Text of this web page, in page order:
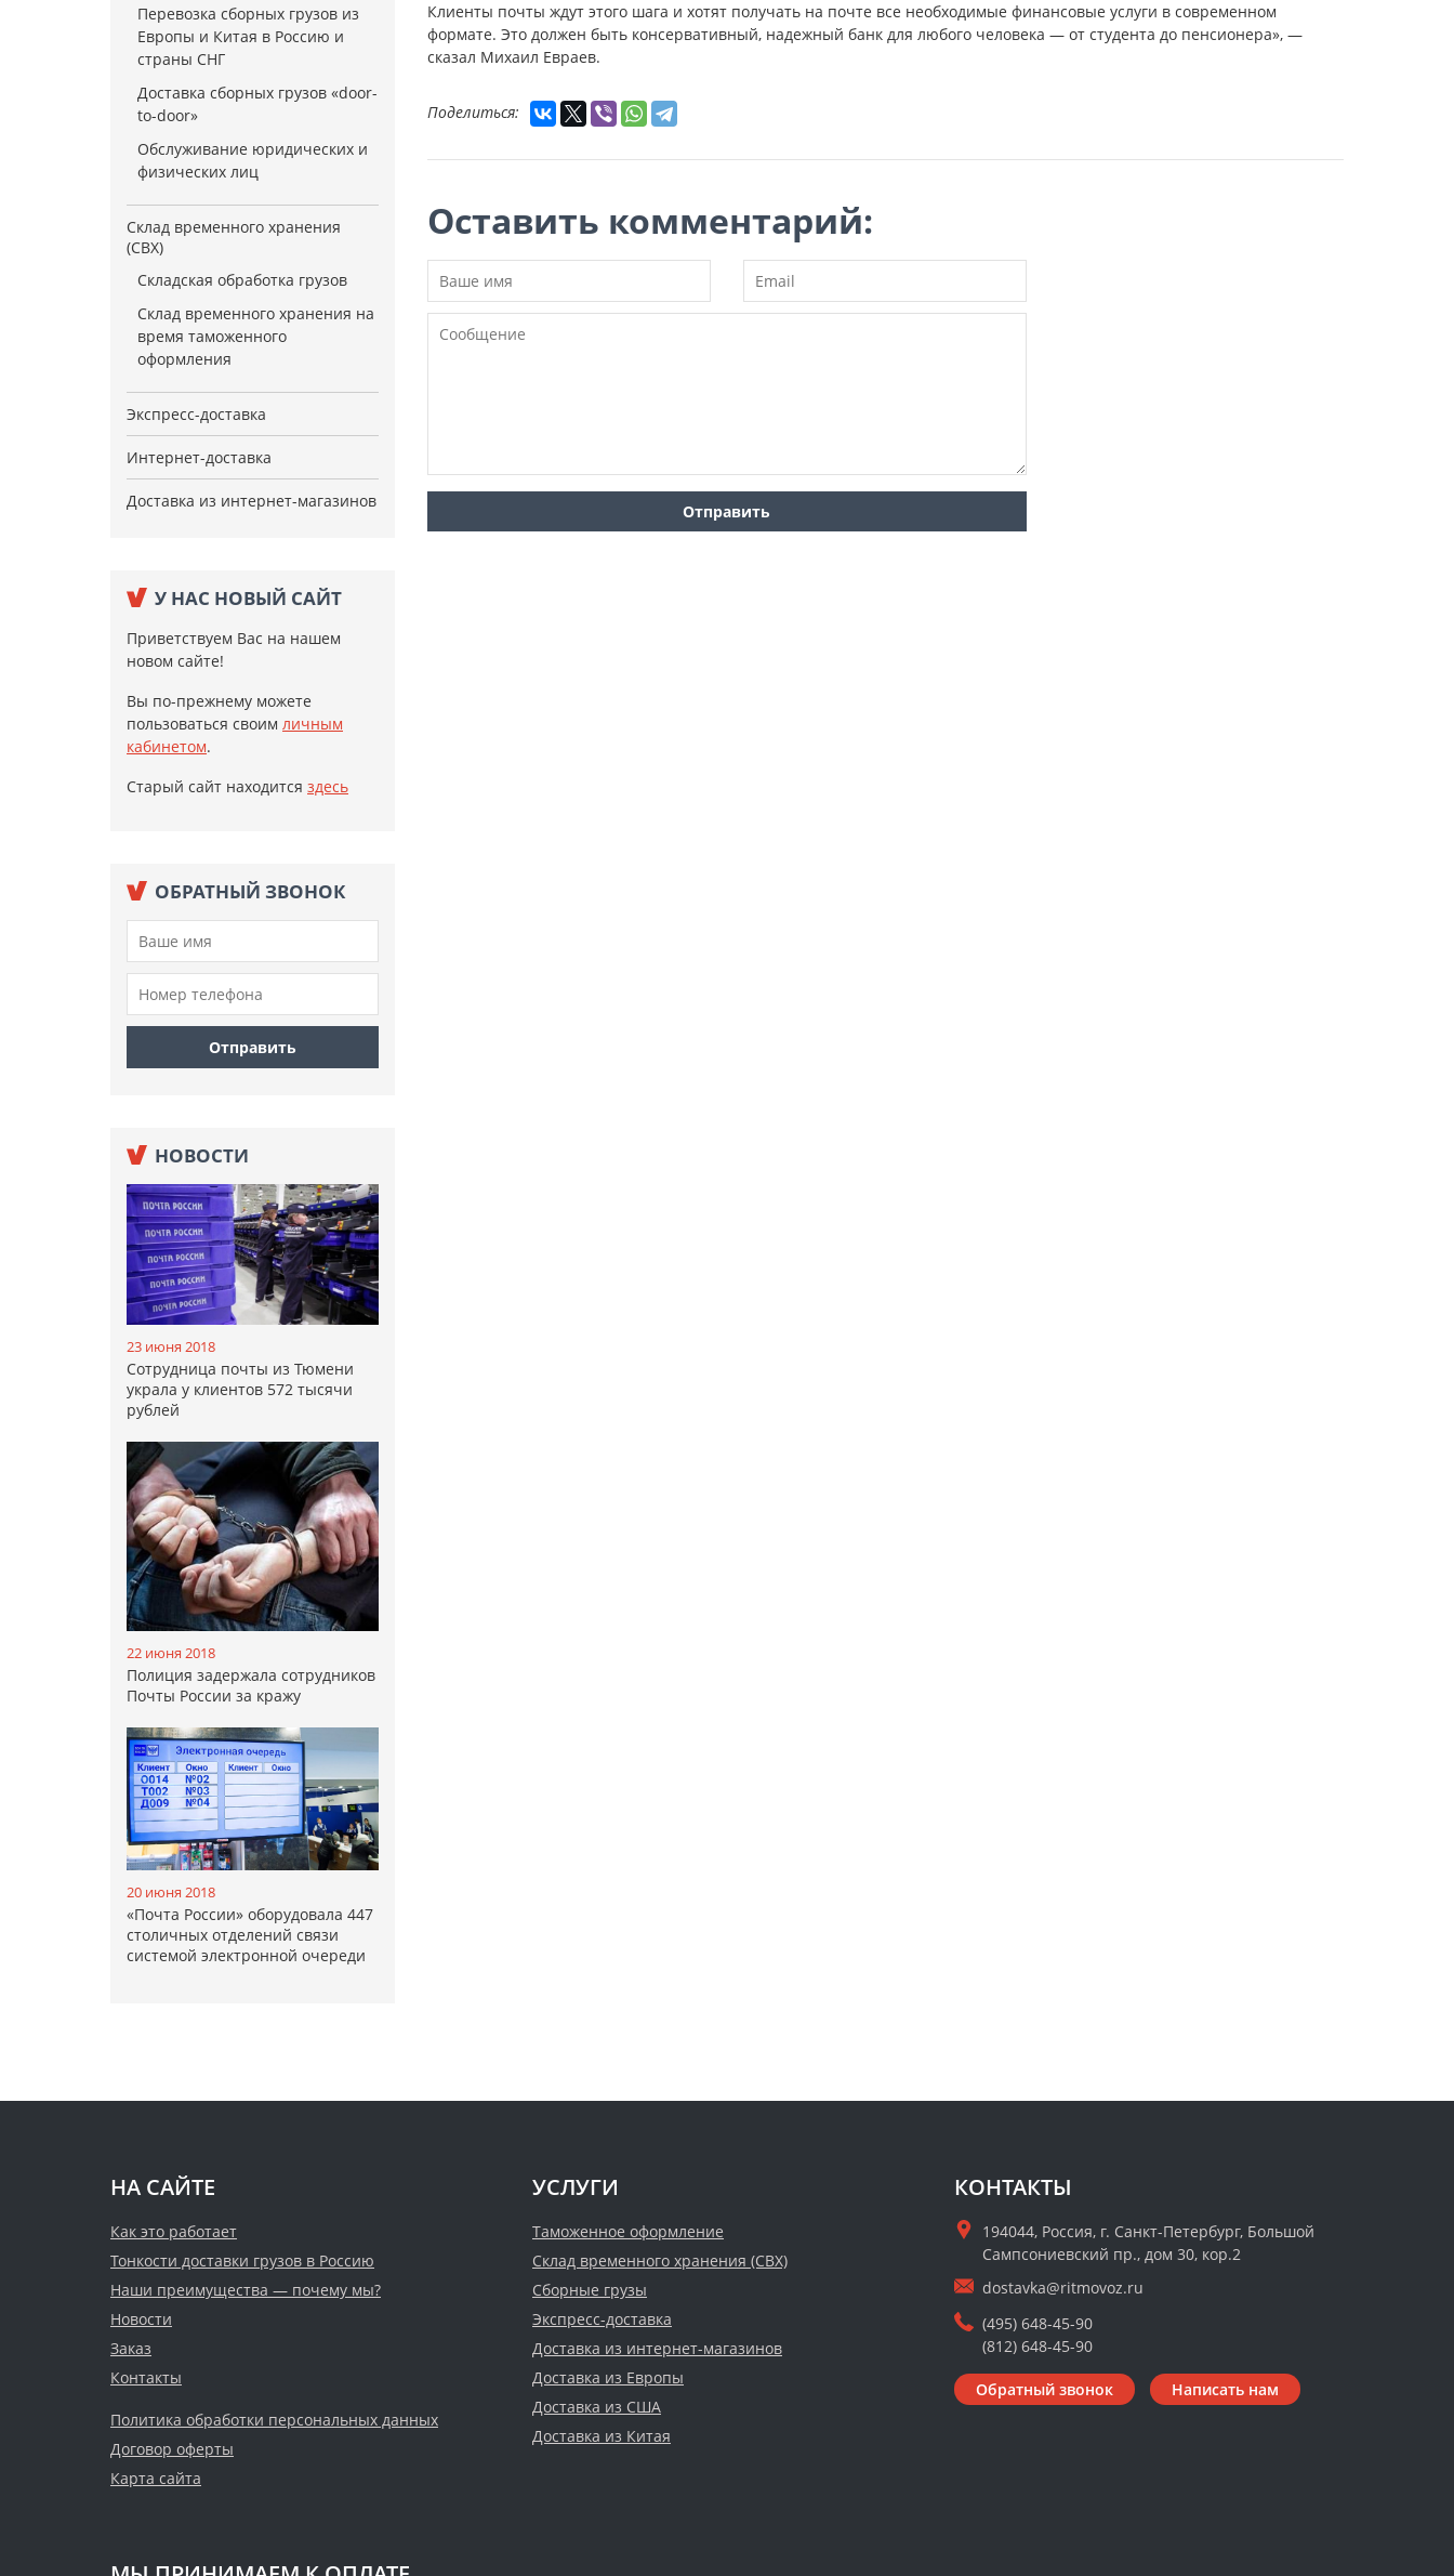
Перевозка сборных грузов из
Европы и Китая в Россию и
страны СНГ
Доставка сборных грузов «door-
to-door»
Обслуживание юридических и
физических лиц
Склад временного хранения
(СВХ)
Складская обработка грузов
Склад временного хранения на
время таможенного
оформления
Экспресс-доставка
Интернет-доставка
Доставка из интернет-магазинов
У НАС НОВЫЙ САЙТ
Приветствуем Вас на нашем
новом сайте!
Вы по-прежнему можете
пользоваться своим личным
кабинетом.
Старый сайт находится здесь
ОБРАТНЫЙ ЗВОНОК
НОВОСТИ
23 июня 2018
Сотрудница почты из Тюмени
украла у клиентов 572 тысячи
рублей
22 июня 2018
Полиция задержала сотрудников
Почты России за кражу
20 июня 2018
«Почта России» оборудовала 447
столичных отделений связи
системой электронной очереди
Клиенты почты ждут этого шага и хотят получать на почте все необходимые финансовые услуги в современном
формате. Это должен быть консервативный, надежный банк для любого человека — от студента до пенсионера», —
сказал Михаил Евраев.
Поделиться:
Оставить комментарий:
НА САЙТЕ
Как это работает
Тонкости доставки грузов в Россию
Наши преимущества — почему мы?
Новости
Заказ
Контакты
Политика обработки персональных данных
Договор оферты
Карта сайта
УСЛУГИ
Таможенное оформление
Склад временного хранения (СВХ)
Сборные грузы
Экспресс-доставка
Доставка из интернет-магазинов
Доставка из Европы
Доставка из США
Доставка из Китая
КОНТАКТЫ
194044, Россия, г. Санкт-Петербург, Большой
Сампсониевский пр., дом 30, кор.2
dostavka@ritmovoz.ru
(495) 648-45-90
(812) 648-45-90
Обратный звонок Написать нам